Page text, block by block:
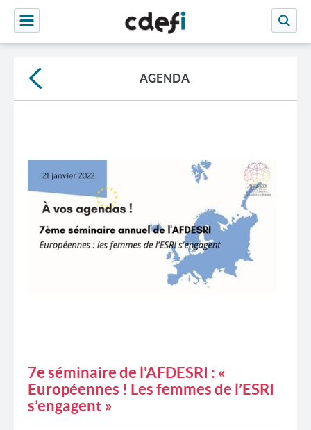
AGENDA
7e séminaire de l'AFDESRI : «
Européennes ! Les femmes de l’ESRI
s’engagent »